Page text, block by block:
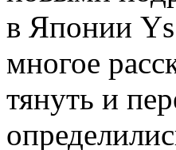
в Японии
многое
тянуть и